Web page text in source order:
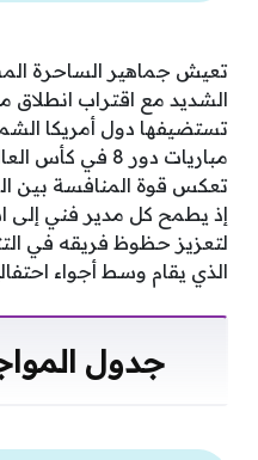
تعيش جماهير الساحرة
الشديد مع اقتراب انطلاق
تستضيفها دول أمريكا
تعكس قوة المنافسة بين
إذ يطمح كل مدير فني إلى
لتعزيز حظوظ فريقه في
الذي يقام وسط أجواء
جدول